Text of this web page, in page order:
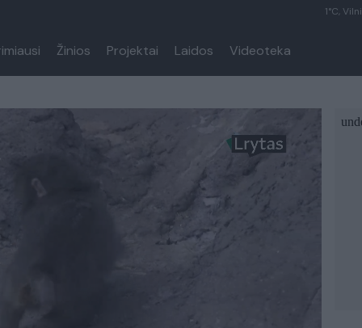
1°C,
Žinios Projektai Laidos Videoteka